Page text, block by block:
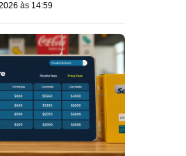
às 14:59